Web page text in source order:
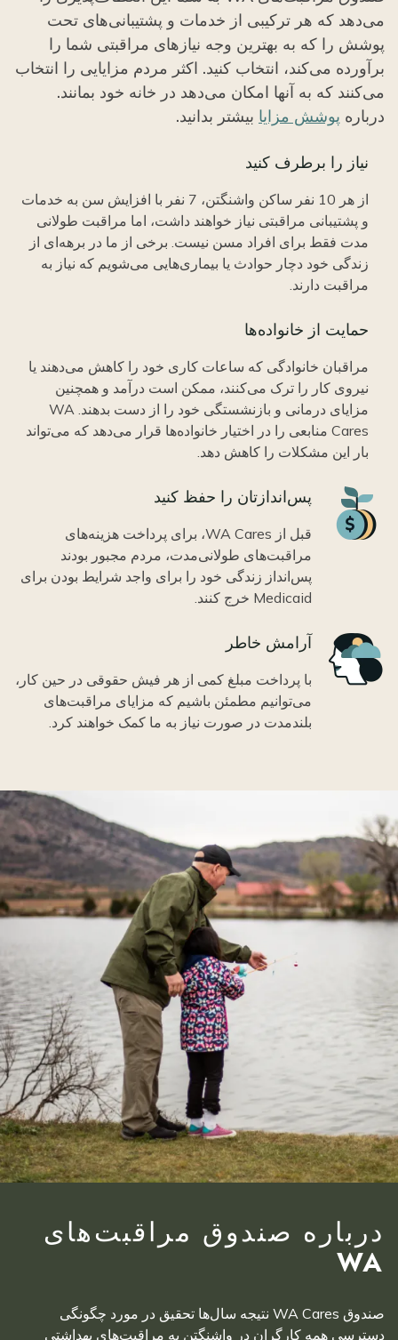
می‌دهد که هر ترکیبی از خدمات و پشتیبانی‌های تحت
پوشش را که به بهترین وجه نیازهای مراقبتی شما را
برآورده می‌کند، انتخاب کنید. اکثر مردم مزایایی را انتخاب
می‌کنند که به آنها امکان می‌دهد در خانه خود بمانند.
درباره پوشش مزایا بیشتر بدانید.
نیاز را برطرف کنید
از هر 10 نفر ساکن واشنگتن، 7 نفر با افزایش سن به خدمات
و پشتیبانی مراقبتی نیاز خواهند داشت، اما مراقبت طولانی
مدت فقط برای افراد مسن نیست. برخی از ما در برهه‌ای از
زندگی خود دچار حوادث یا بیماری‌هایی می‌شویم که نیاز به
مراقبت دارند.
حمایت از خانواده‌ها
مراقبان خانوادگی که ساعات کاری خود را کاهش می‌دهند یا
نیروی کار را ترک می‌کنند، ممکن است درآمد و همچنین
مزایای درمانی و بازنشستگی خود را از دست بدهند. WA
Cares منابعی را در اختیار خانواده‌ها قرار می‌دهد که می‌تواند
بار این مشکلات را کاهش دهد.
Icon پس‌اندازتان را حفظ کنید
قبل از WA Cares، برای پرداخت هزینه‌های
مراقبت‌های طولانی‌مدت، مردم مجبور بودند
پس‌انداز زندگی خود را برای واجد شرایط بودن برای
Medicaid خرج کنند.
Icon آرامش خاطر
با پرداخت مبلغ کمی از هر فیش حقوقی در حین کار،
می‌توانیم مطمئن باشیم که مزایای مراقبت‌های
بلندمدت در صورت نیاز به ما کمک خواهند کرد.
درباره صندوق مراقبت‌های
WA
صندوق WA Cares نتیجه سال‌ها تحقیق در مورد چگونگی
دسترسی همه کارگران در واشنگتن به مراقبت‌های بهداشتی